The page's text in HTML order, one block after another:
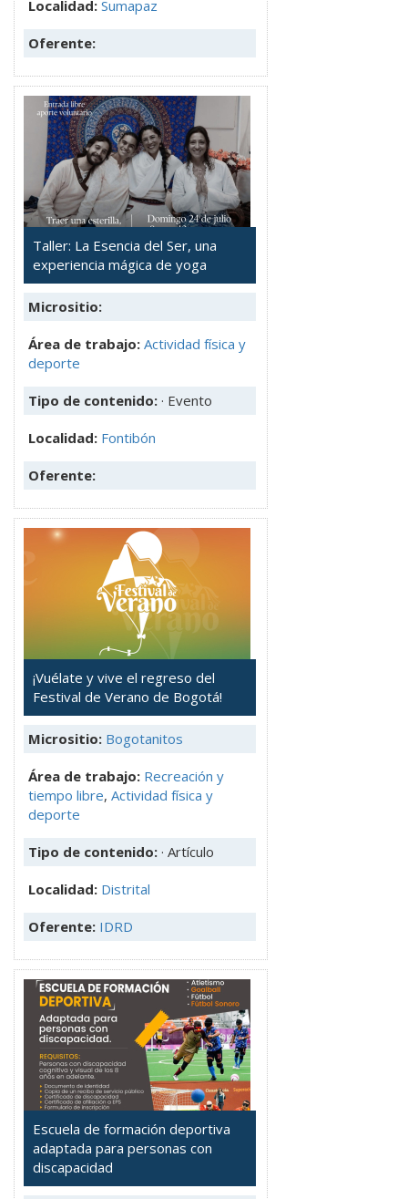
Localidad: Sumapaz
Oferente:
Taller: La Esencia del Ser, una
experiencia mágica de yoga
Micrositio:
Área de trabajo: Actividad física y
deporte
Tipo de contenido: · Evento
Localidad: Fontibón
Oferente:
¡Vuélate y vive el regreso del
Festival de Verano de Bogotá!
Micrositio: Bogotanitos
Área de trabajo: Recreación y
tiempo libre, Actividad física y
deporte
Tipo de contenido: · Artículo
Localidad: Distrital
Oferente: IDRD
Escuela de formación deportiva
adaptada para personas con
discapacidad